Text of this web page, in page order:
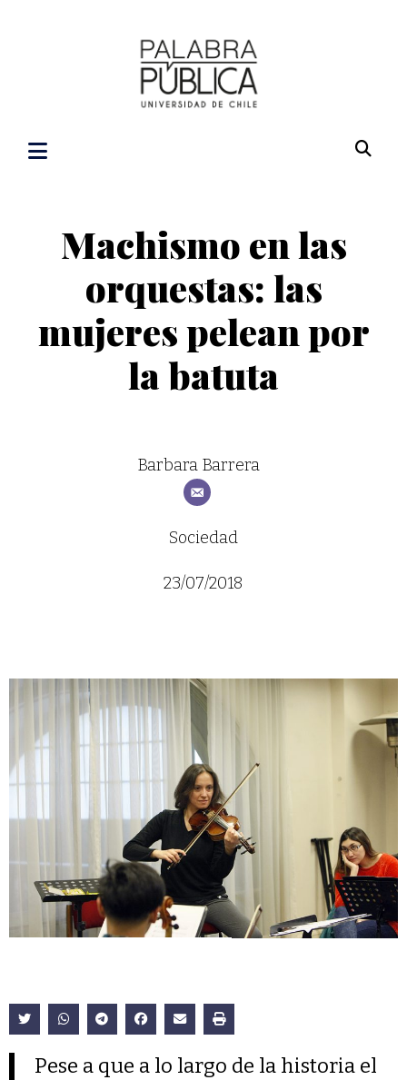
Machismo en las
orquestas: las
mujeres pelean por
la batuta
Barbara Barrera
Sociedad
23/07/2018
Pese a que a lo largo de la historia el